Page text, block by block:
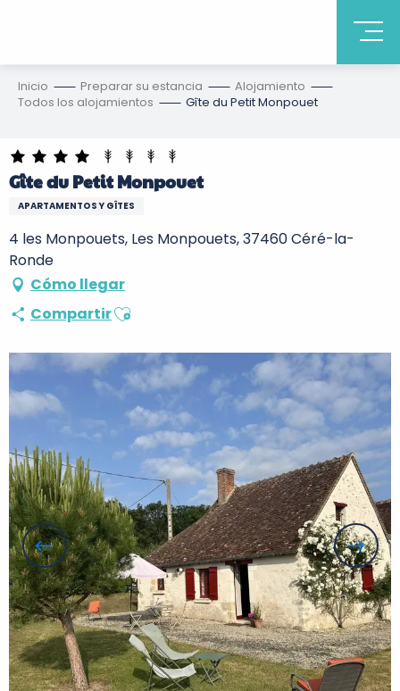
Inicio Preparar su estancia
Alojamiento
Todos los alojamientos
Gîte du Petit Monpouet
Gîte du Petit Monpouet
APARTAMENTOS Y GÎTES
4 les Monpouets, Les Monpouets, 37460 Céré-la-
Ronde
Cómo llegar
CompartirAjouter aux favoris